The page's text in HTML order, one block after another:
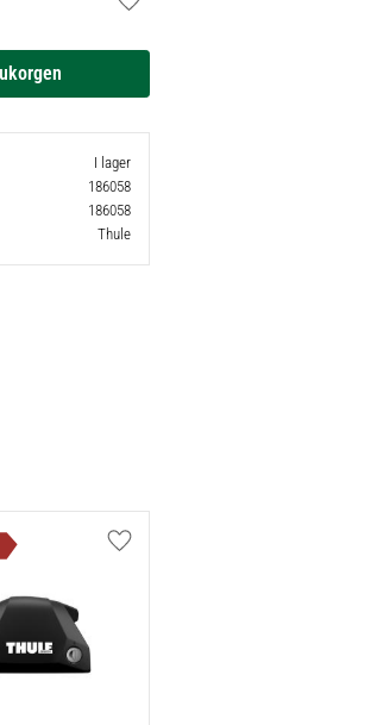
Lägg till i favoriter
I lager
186058
186058
Thule
Lägg till i favoriter